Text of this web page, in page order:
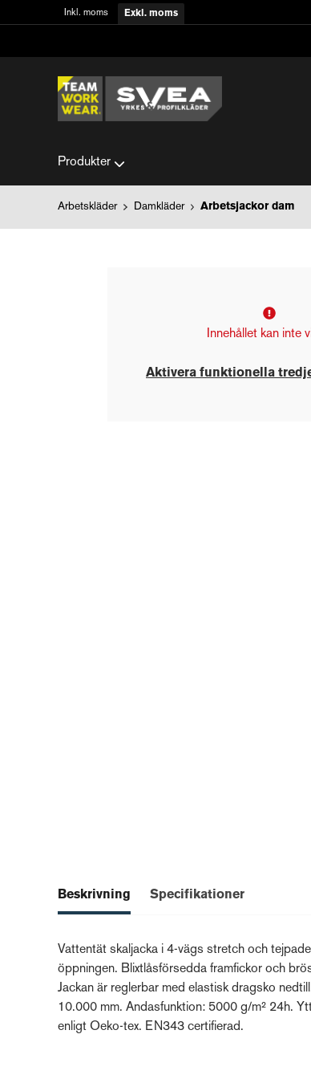
Inkl. moms Exkl. moms
Produkter
Arbetskläder Damkläder Arbetsjackor dam
Innehållet kan inte
Aktivera funktionella
Beskrivning Specifikationer
Vattentät skaljacka i 4-vägs stretch och
öppningen. Blixtlåsförsedda framfickor och
Jackan är reglerbar med elastisk dragsko
10.000 mm. Andasfunktion: 5000 g/m² 24h.
enligt Oeko-tex. EN343 certifierad.